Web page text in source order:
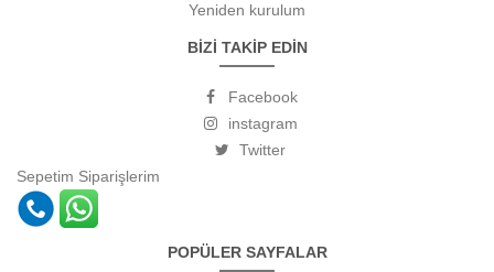
Yeniden kurulum
BİZİ TAKİP EDİN
Facebook
instagram
Twitter
Sepetim Siparişlerim
POPÜLER SAYFALAR